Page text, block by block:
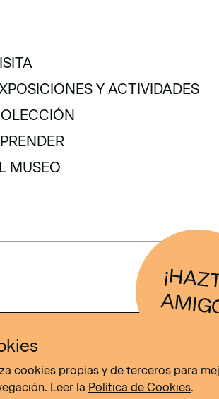
Y ACTIVIDADES
Y ACTIVIDADES
MUSEO
cookies propias y de terceros para
Leer la Política de Cookies.